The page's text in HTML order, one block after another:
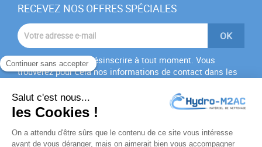
RECEVEZ NOS OFFRES SPÉCIALES
Vous pouvez vous désinscrire à tout moment. Vous
trouverez pour cela nos informations de contact dans les
J'accepte lesconditions générales
politique de
confidentialité